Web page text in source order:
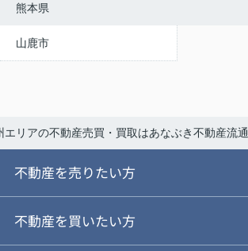
熊本県
山鹿市
エリアの不動産売買・買取はあなぶき不動産流通
不動産を売りたい方
ご売却ガイド
不動産を買いたい方